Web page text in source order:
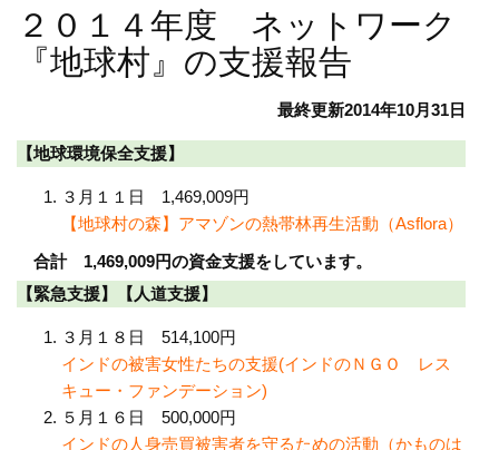
２０１４年度 ネットワーク
『地球村』の支援報告
最終更新2014年10月31日
【地球環境保全支援】
３月１１日 1,469,009円
【地球村の森】アマゾンの熱帯林再生活動（Asflora）
合計 1,469,009円の資金支援をしています。
【緊急支援】【人道支援】
３月１８日 514,100円
インドの被害女性たちの支援(インドのＮＧＯ レス
キュー・ファンデーション)
５月１６日 500,000円
インドの人身売買被害者を守るための活動（かものは